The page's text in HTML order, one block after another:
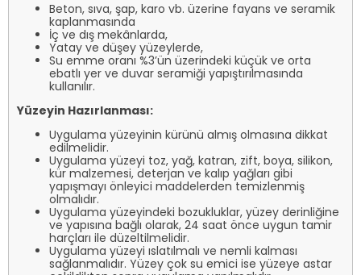
Beton, sıva, şap, karo vb. üzerine fayans ve seramik
kaplanmasında
İç ve dış mekânlarda,
Yatay ve düşey yüzeylerde,
Su emme oranı %3’ün üzerindeki küçük ve orta
ebatlı yer ve duvar seramiği yapıştırılmasında
kullanılır.
Yüzeyin Hazırlanması:
Uygulama yüzeyinin kürünü almış olmasına dikkat
edilmelidir.
Uygulama yüzeyi toz, yağ, katran, zift, boya, silikon,
kür malzemesi, deterjan ve kalıp yağları gibi
yapışmayı önleyici maddelerden temizlenmiş
olmalıdır.
Uygulama yüzeyindeki bozukluklar, yüzey derinliğine
ve yapısına bağlı olarak, 24 saat önce uygun tamir
harçları ile düzeltilmelidir.
Uygulama yüzeyi ıslatılmalı ve nemli kalması
sağlanmalıdır. Yüzey çok su emici ise yüzeye astar